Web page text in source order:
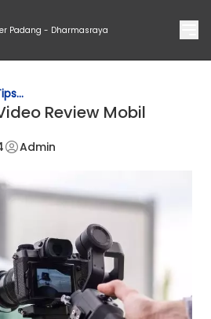
Padang - Dharmasraya
Review Mobil
Admin